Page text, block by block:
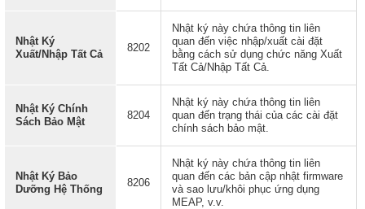
Nhật Ký
Xuất/Nhập Tất Cả
8202
Nhật ký này chứa thông tin liên
quan đến việc nhập/xuất cài đặt
bằng cách sử dụng chức năng Xuất
Tất Cả/Nhập Tất Cả.
Nhật Ký Chính
Sách Bảo Mật
8204
Nhật ký này chứa thông tin liên
quan đến trạng thái của các cài đặt
chính sách bảo mật.
Nhật Ký Bảo
Dưỡng Hệ Thống
8206
Nhật ký này chứa thông tin liên
quan đến các bản cập nhật firmware
và sao lưu/khôi phục ứng dụng
MEAP, v.v.